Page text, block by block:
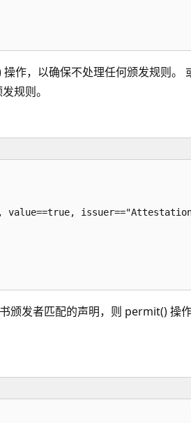
作，以确保不处理任何颁发规则。
规则。
value==true,
颁发者匹配的声明，则 permit() 操